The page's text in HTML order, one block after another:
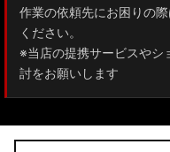
作業の依頼先にお困りの
ください。
※当店の提携サービスやシ
討をお願いします